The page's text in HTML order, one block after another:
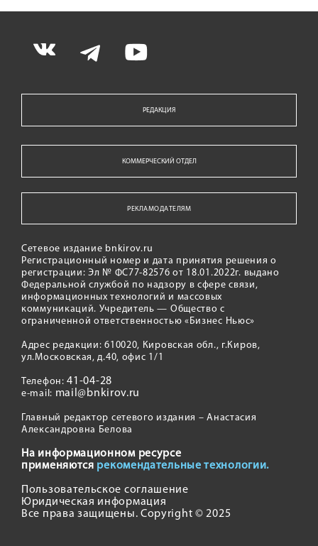
РЕДАКЦИЯ
КОММЕРЧЕСКИЙ ОТДЕЛ
РЕКЛАМОДАТЕЛЯМ
Сетевое издание bnkirov.ru
Регистрационный номер и дата принятия решения о
регистрации: Эл № ФС77-82576 от 18.01.2022г. выдано
Федеральной службой по надзору в сфере связи,
информационных технологий и массовых
коммуникаций. Учредитель — Общество с
ограниченной ответственностью «Бизнес Ньюс»
Адрес редакции: 610020, Кировская обл., г.Киров,
ул.Московская, д.40, офис 1/1
Телефон:41-04-28
e-mail: mail@bnkirov.ru
Главный редактор сетевого издания – Анастасия
Александровна Белова
На информационном ресурсе
применяются рекомендательные технологии.
Пользовательское соглашение
Юридическая информация
Все права защищены. Copyright © 2025